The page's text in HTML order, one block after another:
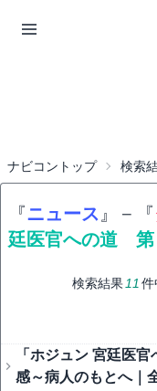
ナビコントップ 検索
『ニュース 』 − 『
廷医官への道
検索結果 11 件
「ホジュン 宮廷医
感～病人のもとへ｜